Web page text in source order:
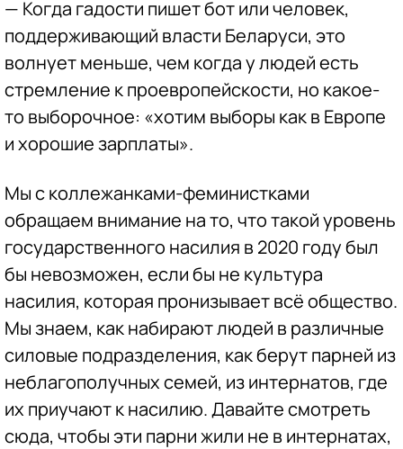
— Когда гадости пишет бот или человек,
поддерживающий власти Беларуси, это
волнует меньше, чем когда у людей есть
стремление к проевропейскости, но какое-
то выборочное: «хотим выборы как в Европе
и хорошие зарплаты».
Мы с коллежанками-феминистками
обращаем внимание на то, что такой уровень
государственного насилия в 2020 году был
бы невозможен, если бы не культура
насилия, которая пронизывает всё общество.
Мы знаем, как набирают людей в различные
силовые подразделения, как берут парней из
неблагополучных семей, из интернатов, где
их приучают к насилию. Давайте смотреть
сюда, чтобы эти парни жили не в интернатах,